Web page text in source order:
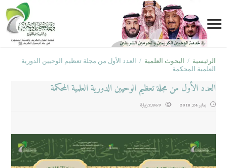
الرئيسية / البحوث العلمية / العدد الأول من مجلة تعظيم الوحيين الدورية
العلمية المحكمة
العدد الأول من مجلة تعظيم الوحيين الدورية العلمية المحكمة
يناير 24, 2018 2,869 زيارة